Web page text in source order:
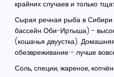
крайних случаев и только
Сырая речная рыба в Сибири
бассейн Оби-Иртыша) -
(кошачья двуустка).
обезвреживание - лучше
Соль, специи, жареное,